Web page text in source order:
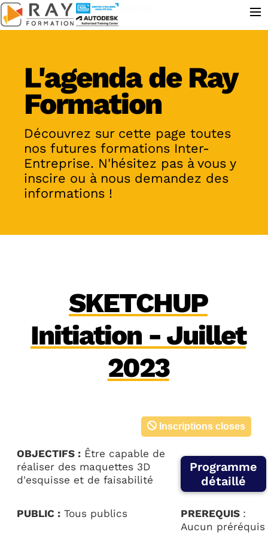
L'agenda de Ray
Formation
Découvrez sur cette page toutes
nos futures formations Inter-
Entreprise. N'hésitez pas à vous y
inscire ou à nous demandez des
informations !
SKETCHUP
Initiation - Juillet
2023
Inscriptions closes
OBJECTIFS : Être capable de
réaliser des maquettes 3D
d'esquisse et de faisabilité
PUBLIC : Tous publics PREREQUIS :
Aucun préréquis
Programme
détaillé
≡